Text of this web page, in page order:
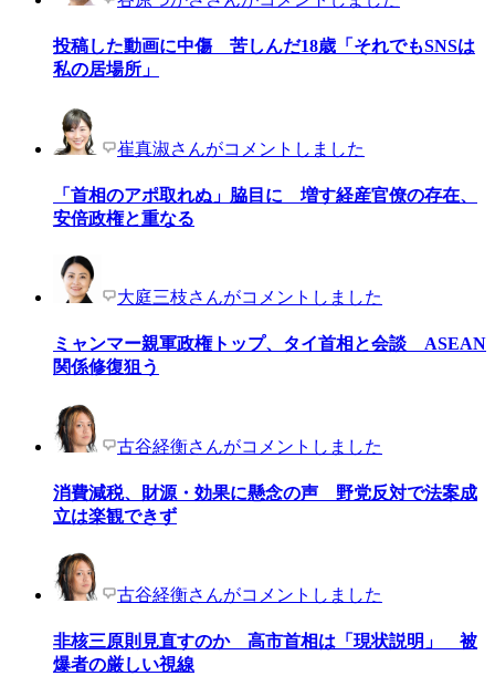
投稿した動画に中傷 苦しんだ18歳「それでもSNSは
私の居場所」
崔真淑さんがコメントしました
「首相のアポ取れぬ」脇目に 増す経産官僚の存在、
安倍政権と重なる
大庭三枝さんがコメントしました
ミャンマー親軍政権トップ、タイ首相と会談 ASEAN
関係修復狙う
古谷経衡さんがコメントしました
消費減税、財源・効果に懸念の声 野党反対で法案成
立は楽観できず
古谷経衡さんがコメントしました
非核三原則見直すのか 高市首相は「現状説明」 被
爆者の厳しい視線